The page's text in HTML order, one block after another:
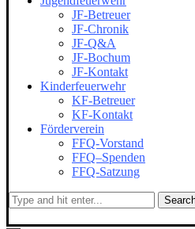
JF-Betreuer
JF-Chronik
JF-Q&A
JF-Bochum
JF-Kontakt
Kinderfeuerwehr
KF-Betreuer
KF-Kontakt
Förderverein
FFQ-Vorstand
FFQ–Spenden
FFQ-Satzung